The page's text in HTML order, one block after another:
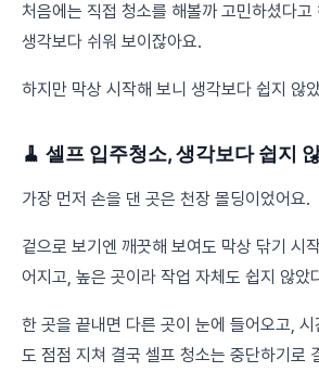
처음에는 직접 청소를 해볼까 고민하셨다고
생각보다 쉬워 보이잖아요.
하지만 막상 시작해 보니 생각보다 쉽지 않
🧹 셀프 입주청소, 생각보다 쉽지
가장 먼저 손을 댄 곳은 천장 몰딩이었어요.
겉으로 보기엔 깨끗해 보여도 막상 닦기 시
어지고, 높은 곳이라 작업 자체도 쉽지 않았
한 곳을 끝내면 다른 곳이 눈에 들어오고,
도 점점 지쳐 결국 셀프 청소는 중단하기로